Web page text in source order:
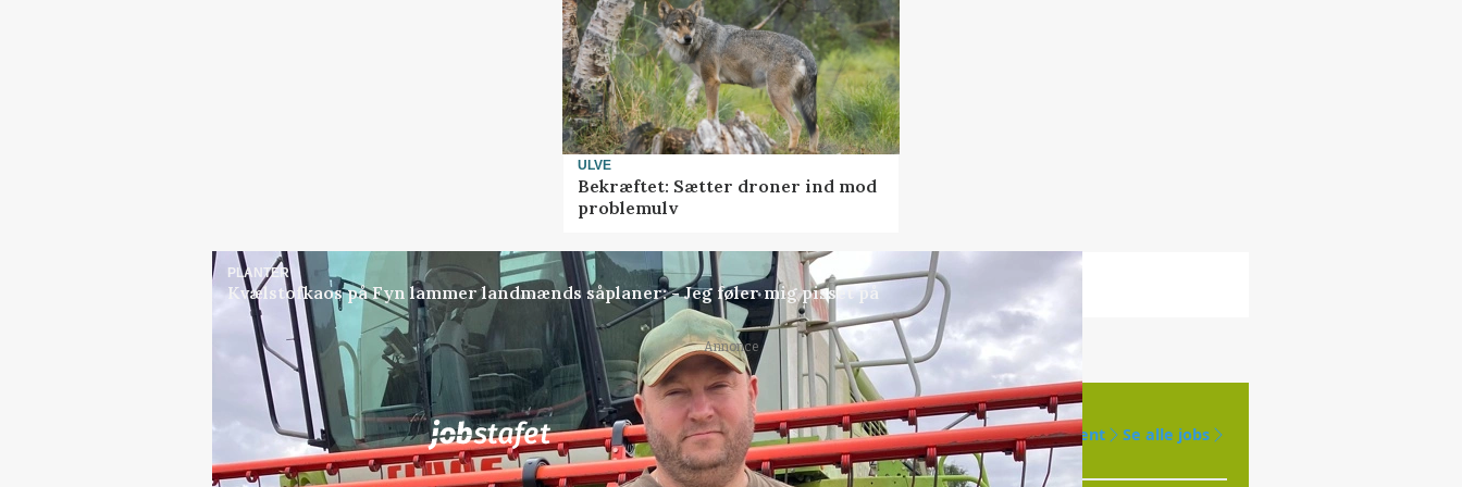
ULVE
Bekræftet: Sætter droner ind mod
problemulv
PLANTER
Kvælstofkaos på Fyn lammer landmænds såplaner: - Jeg føler mig pisset på
Annonce
Jobsi samarbejde med 78ledige stillinger Opret agent Se alle jobs